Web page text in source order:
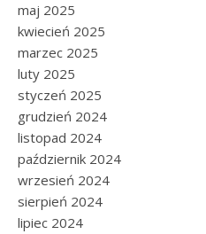
maj 2025
kwiecień 2025
marzec 2025
luty 2025
styczeń 2025
grudzień 2024
listopad 2024
październik 2024
wrzesień 2024
sierpień 2024
lipiec 2024